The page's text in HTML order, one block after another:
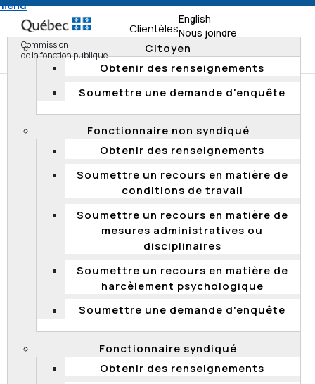
Commission
de la fonction publique
English
Nous joindre
Clientèles
Citoyen
Obtenir des renseignements
Soumettre une demande d'enquête
Fonctionnaire non syndiqué
Obtenir des renseignements
Soumettre un recours en matière de
conditions de travail
Soumettre un recours en matière de
mesures administratives ou
disciplinaires
Soumettre un recours en matière de
harcèlement psychologique
Soumettre une demande d'enquête
Fonctionnaire syndiqué
Obtenir des renseignements
Accueil Documentation Décisions Décisions 2012
DÉCISIONS 2012
d’encadrement - notion de chargé de projet –
demande de précisions - appel accueilli
2012 QCCFP 24
Requête pour acceptation d'un acquiescement à la
demande – concours de promotion – admission –
expérience d’encadrement – notion de chef d’équipe -